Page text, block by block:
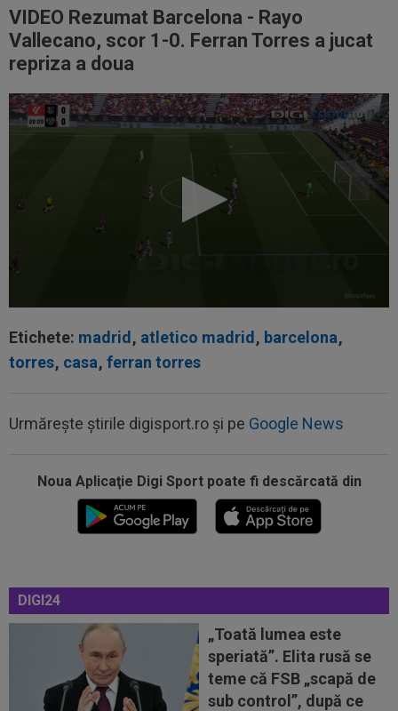
VIDEO Rezumat Barcelona - Rayo
Vallecano, scor 1-0. Ferran Torres a jucat
repriza a doua
Etichete: madrid , atletico madrid , barcelona,
torres, casa, ferran torres
Urmărește știrile digisport.ro și pe Google News
Noua Aplicaţie Digi Sport poate fi descărcată din
DIGI24
„Toată lumea este
speriată”. Elita rusă se
teme că FSB „scapă de
sub control”, după ce
EXCLUSIV
Radu Naum, reacția serii după ce
Marius Șumudică a început negocierile cu CFR...
00:02 EXCLUSIV
Rapid a dat lovitura! Victor
Angelescu a anunțat transferul: "Foarte bun"
OFICIAL
Surpriză! Kevin Ciubotaru a semnat:
”Nu am putut rata această oportunitate”